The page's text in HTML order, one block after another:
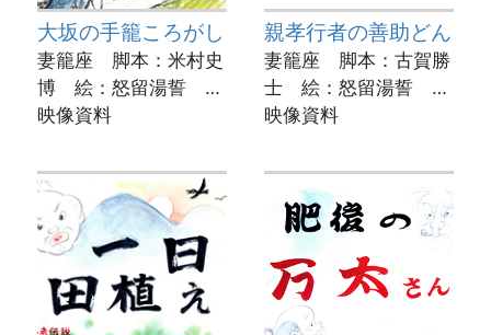
大坂の手籠ころがし
妻籠座 脚本：米村史
博 絵：怒留湯誓 実
演：米村史博
書館
映像資料
親孝行者の善助どん
妻籠座 脚本：古賀勝
士 絵：怒留湯誓 実
演：坂本玲子
書館
映像資料